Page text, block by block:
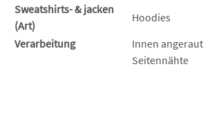
Sweatshirts- & jacken
(Art)
Hoodies
Verarbeitung
Innen angeraut
Seitennähte